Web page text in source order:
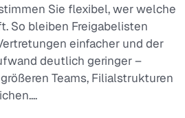
Sie flexibel, wer welche
So bleiben Freigabelisten
einfacher und der
deutlich geringer –
Teams, Filialstrukturen